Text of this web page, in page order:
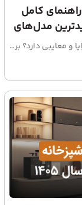
کامل
مدل‌های
کابینت ممبران چیست و چه مزایا و معایبی دارد؟ بررسی کامل قیمت کابینت ممبران، جدیدترین مدل‌ها، بهترین رنگ‌ها و ویژگی‌های آن برای آشپزخانه‌های ایرانی در داماس دیزاین